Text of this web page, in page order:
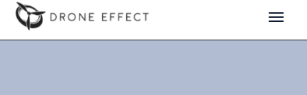
Toggle